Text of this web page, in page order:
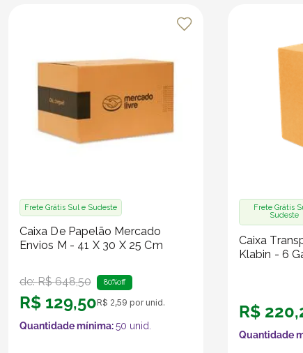
Frete Grátis Sul e Sudeste
Caixa De Papelão Mercado
Envios M - 41 X 30 X 25 Cm
de:R$ 648,50 80%off
R$ 129,50R$ 2,59 por unid.
Quantidade mínima:50 unid.
Frete Grátis
Sudeste
Caixa
Klabin - 6
R$ 220,
Quantidade